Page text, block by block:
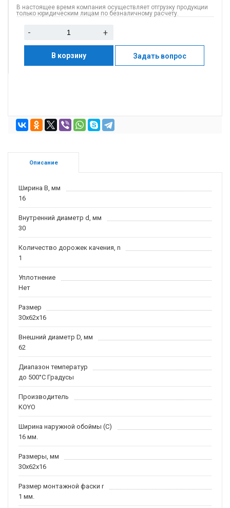
В настоящее время компания осуществляет отгрузку продукции
только юридическим лицам по безналичному расчету.
- +
В корзину Задать вопрос
Описание
Ширина B, мм
16
Внутренний диаметр d, мм
30
Количество дорожек качения, n
1
Уплотнение
Нет
Размер
30x62x16
Внешний диаметр D, мм
62
Диапазон температур
до 500°C Градусы
Производитель
KOYO
Ширина наружной обоймы (C)
16 мм.
Размеры, мм
30x62x16
Размер монтажной фаски r
1 мм.